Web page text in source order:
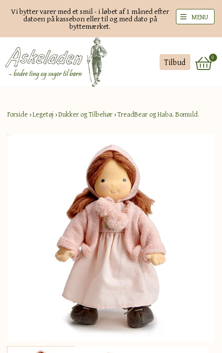
Vi bytter varer med et smil - i løbet af 1 måned efter
datoen på kassebon eller til og med dato på
byttemærket.
Tilbud 0
MENU
Forside ›Legetøj ›Dukker og Tilbehør ›TreadBear og Haba. Bomuld.